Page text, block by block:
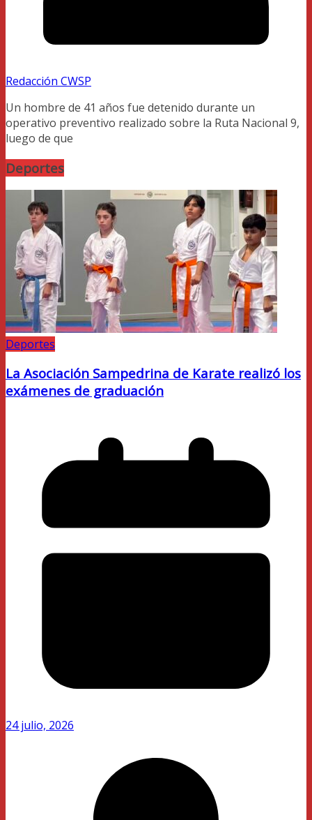
Redacción CWSP
Un hombre de 41 años fue detenido durante un
operativo preventivo realizado sobre la Ruta Nacional 9,
luego de que
Deportes
Deportes
La Asociación Sampedrina de Karate realizó los
exámenes de graduación
24 julio, 2026